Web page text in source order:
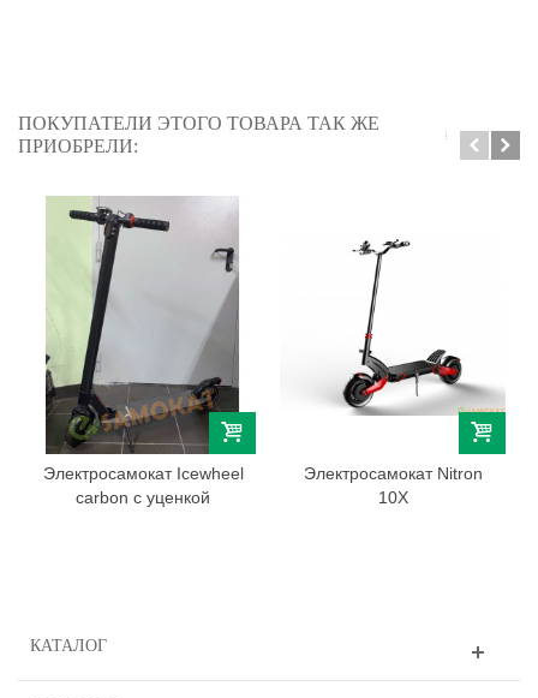
ПОКУПАТЕЛИ ЭТОГО ТОВАРА ТАК ЖЕ
ПРИОБРЕЛИ:
Электросамокат Icewheel
carbon с уценкой
Электросамокат Nitron
10X
КАТАЛОГ